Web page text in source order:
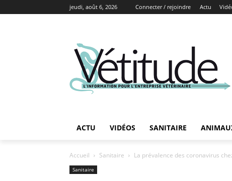
jeudi, août 6, 2026 Connecter / rejoindre Actu
ACTU VIDÉOS SANITAIRE
Accueil Sanitaire La prévalence des coronavirus
Sanitaire